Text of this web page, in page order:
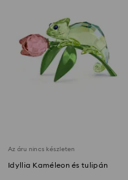
Az áru nincs készleten
Idyllia Kaméleon és tulipán